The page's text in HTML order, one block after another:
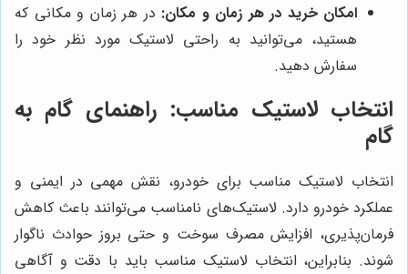
امکان خرید در هر زمان و مکان: در هر زمان و مکانی که
هستید، می‌توانید به راحتی لاستیک مورد نظر خود را
سفارش دهید.
انتخاب لاستیک مناسب: راهنمای گام به
گام
انتخاب لاستیک مناسب برای خودرو، نقش مهمی در ایمنی و
عملکرد خودرو دارد. لاستیک‌های نامناسب می‌توانند باعث کاهش
فرمان‌پذیری، افزایش مصرف سوخت و حتی بروز حوادث ناگوار
شوند. بنابراین، انتخاب لاستیک مناسب باید با دقت و آگاهی